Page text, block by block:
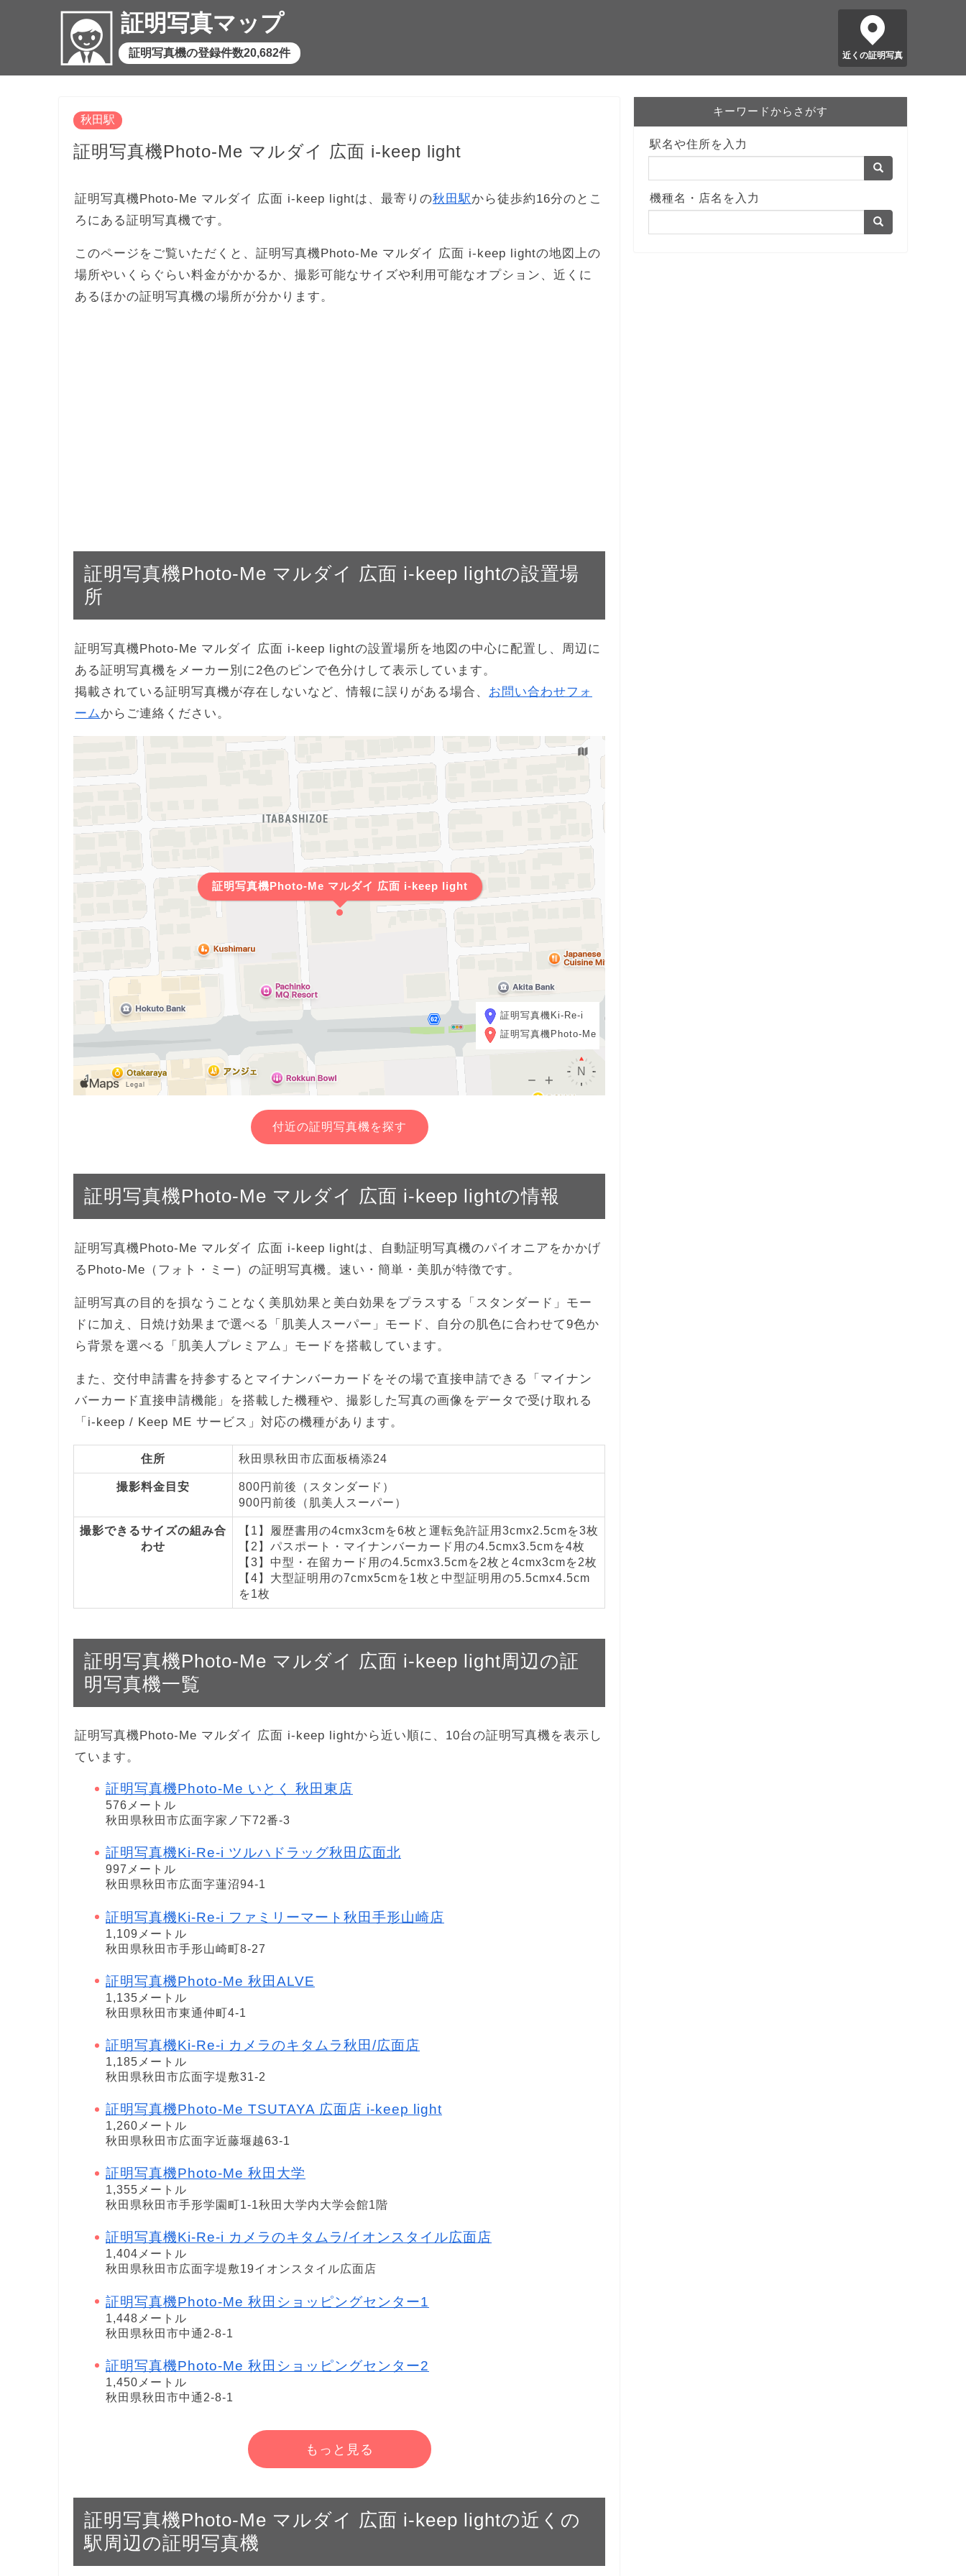
証明写真マップ
証明写真機の登録件数20,682件 近くの証明写真
秋田駅
証明写真機Photo-Me マルダイ 広面 i-keep light
証明写真機Photo-Me マルダイ 広面 i-keep lightは、最寄りの秋田駅から徒歩約16分のとこ
ろにある証明写真機です。
このページをご覧いただくと、証明写真機Photo-Me マルダイ 広面 i-keep lightの地図上の
場所やいくらぐらい料金がかかるか、撮影可能なサイズや利用可能なオプション、近くに
あるほかの証明写真機の場所が分かります。
証明写真機Photo-Me マルダイ 広面 i-keep lightの設置場
所
証明写真機Photo-Me マルダイ 広面 i-keep lightの設置場所を地図の中心に配置し、周辺に
ある証明写真機をメーカー別に2色のピンで色分けして表示しています。
掲載されている証明写真機が存在しないなど、情報に誤りがある場合、 お問い合わせフォ
ーム からご連絡ください。
証明写真機Photo-Me マルダイ 広面 i-keep light
証明写真機Ki-Re-i
証明写真機Photo-Me
付近の証明写真機を探す
証明写真機Photo-Me マルダイ 広面 i-keep lightの情報
証明写真機Photo-Me マルダイ 広面 i-keep lightは、自動証明写真機のパイオニアをかかげ
るPhoto-Me（フォト・ミー）の証明写真機。速い・簡単・美肌が特徴です。
証明写真の目的を損なうことなく美肌効果と美白効果をプラスする「スタンダード」モー
ドに加え、日焼け効果まで選べる「肌美人スーパー」モード、自分の肌色に合わせて9色か
ら背景を選べる「肌美人プレミアム」モードを搭載しています。
また、交付申請書を持参するとマイナンバーカードをその場で直接申請できる「マイナン
バーカード直接申請機能」を搭載した機種や、撮影した写真の画像をデータで受け取れる
「i-keep / Keep ME サービス」対応の機種があります。
住所 秋田県秋田市広面板橋添24
撮影料金目安
800円前後（スタンダード）
900円前後（肌美人スーパー）
撮影できるサイズの組み合
わせ
【1】履歴書用の4cmx3cmを6枚と運転免許証用3cmx2.5cmを3枚
【2】パスポート・マイナンバーカード用の4.5cmx3.5cmを4枚
【3】中型・在留カード用の4.5cmx3.5cmを2枚と4cmx3cmを2枚
【4】大型証明用の7cmx5cmを1枚と中型証明用の5.5cmx4.5cm
を1枚
証明写真機Photo-Me マルダイ 広面 i-keep light周辺の証
明写真機一覧
証明写真機Photo-Me マルダイ 広面 i-keep lightから近い順に、10台の証明写真機を表示し
ています。
証明写真機Photo-Me いとく 秋田東店
576メートル
秋田県秋田市広面字家ノ下72番-3
証明写真機Ki-Re-i ツルハドラッグ秋田広面北
997メートル
秋田県秋田市広面字蓮沼94-1
証明写真機Ki-Re-i ファミリーマート秋田手形山崎店
1,109メートル
秋田県秋田市手形山崎町8-27
証明写真機Photo-Me 秋田ALVE
1,135メートル
秋田県秋田市東通仲町4-1
証明写真機Ki-Re-i カメラのキタムラ秋田/広面店
1,185メートル
秋田県秋田市広面字堤敷31-2
証明写真機Photo-Me TSUTAYA 広面店 i-keep light
1,260メートル
秋田県秋田市広面字近藤堰越63-1
証明写真機Photo-Me 秋田大学
1,355メートル
秋田県秋田市手形学園町1-1秋田大学内大学会館1階
証明写真機Ki-Re-i カメラのキタムラ/イオンスタイル広面店
1,404メートル
秋田県秋田市広面字堤敷19イオンスタイル広面店
証明写真機Photo-Me 秋田ショッピングセンター1
1,448メートル
秋田県秋田市中通2-8-1
証明写真機Photo-Me 秋田ショッピングセンター2
1,450メートル
秋田県秋田市中通2-8-1
もっと見る
証明写真機Photo-Me マルダイ 広面 i-keep lightの近くの
駅周辺の証明写真機
キーワードからさがす
駅名や住所を入力
機種名・店名を入力